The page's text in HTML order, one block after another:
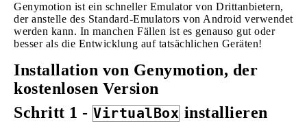
Genymotion ist ein schneller Emulator von Drittanbietern,
der anstelle des Standard-Emulators von Android verwendet
werden kann. In manchen Fällen ist es genauso gut oder
besser als die Entwicklung auf tatsächlichen Geräten!
Installation von Genymotion, der
kostenlosen Version
Schritt 1 - VirtualBox installieren